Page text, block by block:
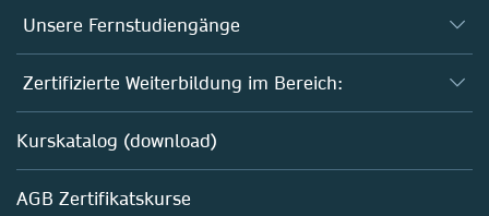
Unsere Fernstudiengänge
Fernstudium Biologie
Fernstudium B. Sc. Chemie
Fernstudium M. Sc. Biotechnologie
Zertifizierte Weiterbildung im Bereich:
AZAV-geförderte Weiterbildungskurse
Biotechnologie
Chemie
Kurskatalog (download)
AGB Zertifikatskurse